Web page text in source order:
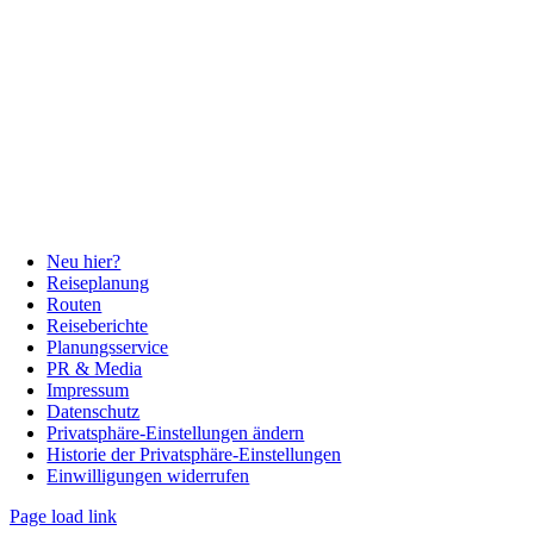
Neu hier?
Reiseplanung
Routen
Reiseberichte
Planungsservice
PR & Media
Impressum
Datenschutz
Privatsphäre-Einstellungen ändern
Historie der Privatsphäre-Einstellungen
Einwilligungen widerrufen
Page load link